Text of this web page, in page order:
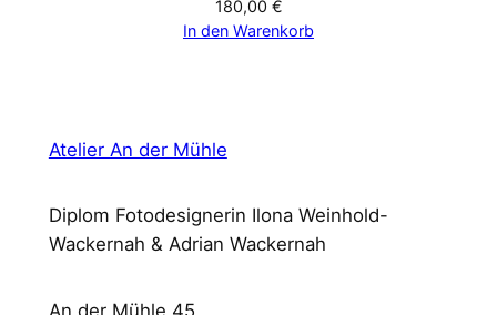
180,00 €
In den Warenkorb
Atelier An der Mühle
Diplom Fotodesignerin Ilona Weinhold-
Wackernah & Adrian Wackernah